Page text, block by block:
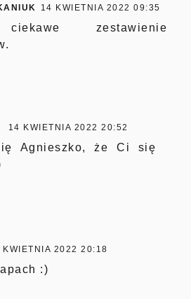
14 KWIETNIA 2022 09:35
zestawienie
14 KWIETNIA 2022 20:52
Agnieszko, że Ci się
KWIETNIA 2022 20:18
:)